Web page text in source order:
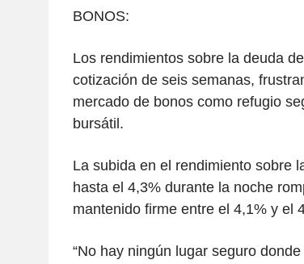
BONOS:
Los rendimientos sobre la deuda
cotización de seis semanas,
mercado de bonos como refugio
bursátil.
La subida en el rendimiento sobre
hasta el 4,3% durante la noche
mantenido firme entre el 4,1% y el
“No hay ningún lugar seguro